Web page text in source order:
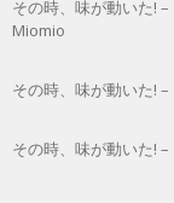
その時、味が動いた!
Miomio
その時、味が動いた! –
その時、味が動いた! –